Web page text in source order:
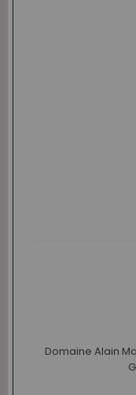
Domaine Alain